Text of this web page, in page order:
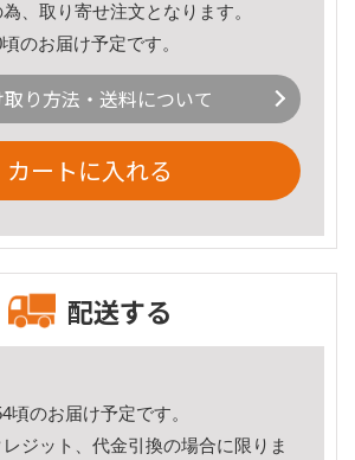
、取り寄せ注文となります。
のお届け予定です。
り方法・送料について
カートに入れる
配送する
頃のお届け予定です。
ジット、代金引換の場合に限りま